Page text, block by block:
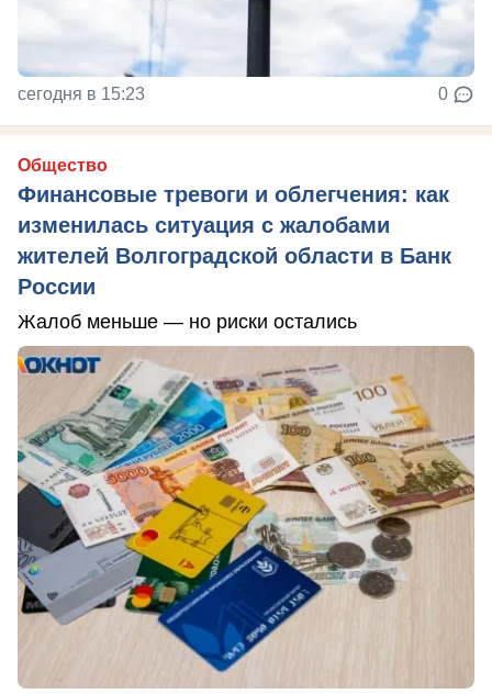
сегодня в 15:23 0
Общество
Финансовые тревоги и облегчения: как
изменилась ситуация с жалобами
жителей Волгоградской области в Банк
России
Жалоб меньше — но риски остались